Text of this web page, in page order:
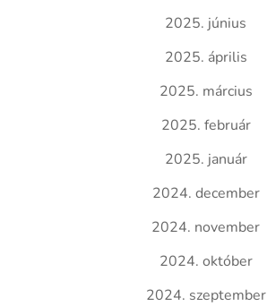
2025. június
2025. április
2025. március
2025. február
2025. január
2024. december
2024. november
2024. október
2024. szeptember